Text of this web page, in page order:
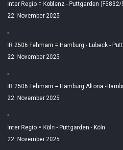
Inter Regio = Koblenz - Puttgarden (F5832/
22. November 2025
IR 2506 Fehmarn = Hamburg - Lübeck -
22. November 2025
IR 2506 Fehmarn = Hamburg Altona -
22. November 2025
Inter Regio = Köln - Puttgarden - Köln
22. November 2025